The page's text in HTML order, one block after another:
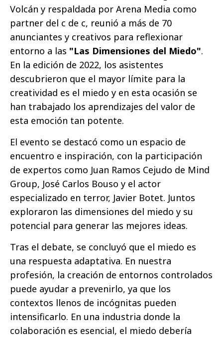
Volcán y respaldada por Arena Media como
partner del c de c, reunió a más de 70
anunciantes y creativos para reflexionar
entorno a las "Las Dimensiones del Miedo".
En la edición de 2022, los asistentes
descubrieron que el mayor límite para la
creatividad es el miedo y en esta ocasión se
han trabajado los aprendizajes del valor de
esta emoción tan potente.
El evento se destacó como un espacio de
encuentro e inspiración, con la participación
de expertos como Juan Ramos Cejudo de Mind
Group, José Carlos Bouso y el actor
especializado en terror, Javier Botet. Juntos
exploraron las dimensiones del miedo y su
potencial para generar las mejores ideas.
Tras el debate, se concluyó que el miedo es
una respuesta adaptativa. En nuestra
profesión, la creación de entornos controlados
puede ayudar a prevenirlo, ya que los
contextos llenos de incógnitas pueden
intensificarlo. En una industria donde la
colaboración es esencial, el miedo debería